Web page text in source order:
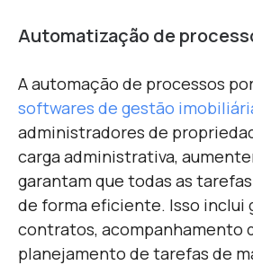
Automatização de
A automação de processos
softwares de gestão
administradores de
carga administrativa,
garantam que todas as
de forma eficiente. Isso inclui
contratos, acompanhamento
planejamento de tarefas de